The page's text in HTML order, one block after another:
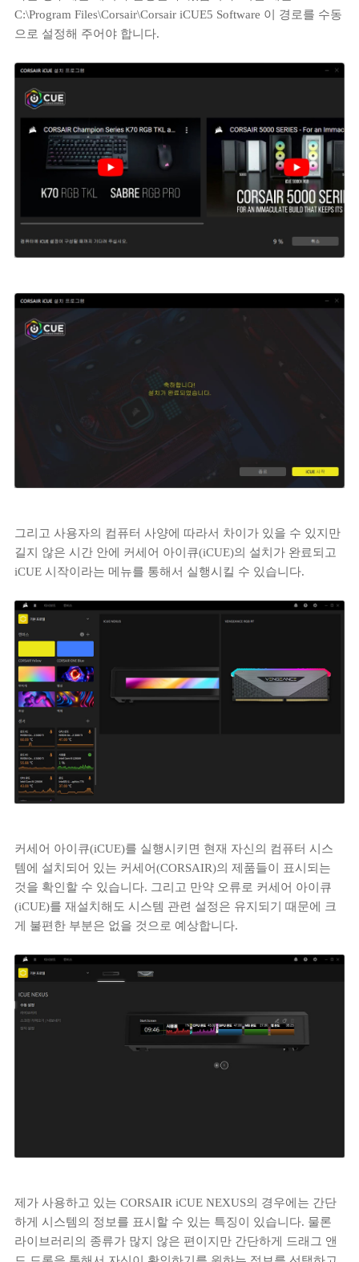
C:\Program Files\Corsair\Corsair iCUE5 Software 이 경로를 수동
으로 설정해 주어야 합니다.
그리고 사용자의 컴퓨터 사양에 따라서 차이가 있을 수 있지만
길지 않은 시간 안에 커세어 아이큐(iCUE)의 설치가 완료되고
iCUE 시작이라는 메뉴를 통해서 실행시킬 수 있습니다.
커세어 아이큐(iCUE)를 실행시키면 현재 자신의 컴퓨터 시스
템에 설치되어 있는 커세어(CORSAIR)의 제품들이 표시되는
것을 확인할 수 있습니다. 그리고 만약 오류로 커세어 아이큐
(iCUE)를 재설치해도 시스템 관련 설정은 유지되기 때문에 크
게 불편한 부분은 없을 것으로 예상합니다.
제가 사용하고 있는 CORSAIR iCUE NEXUS의 경우에는 간단
하게 시스템의 정보를 표시할 수 있는 특징이 있습니다. 물론
라이브러리의 종류가 많지 않은 편이지만 간단하게 드래그 앤